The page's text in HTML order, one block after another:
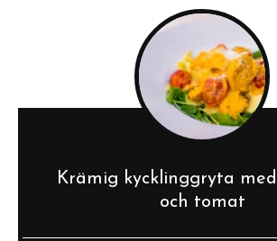
Krämig kycklinggryta
och tomat